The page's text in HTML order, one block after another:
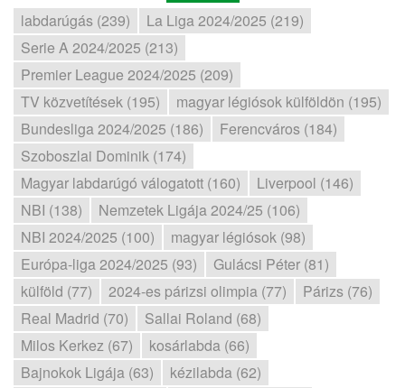
labdarúgás (239)
La Liga 2024/2025 (219)
Serie A 2024/2025 (213)
Premier League 2024/2025 (209)
TV közvetítések (195)
magyar légiósok külföldön (195)
Bundesliga 2024/2025 (186)
Ferencváros (184)
Szoboszlai Dominik (174)
Magyar labdarúgó válogatott (160)
Liverpool (146)
NBI (138)
Nemzetek Ligája 2024/25 (106)
NBI 2024/2025 (100)
magyar légiósok (98)
Európa-liga 2024/2025 (93)
Gulácsi Péter (81)
külföld (77)
2024-es párizsi olimpia (77)
Párizs (76)
Real Madrid (70)
Sallai Roland (68)
Milos Kerkez (67)
kosárlabda (66)
Bajnokok Ligája (63)
kézilabda (62)